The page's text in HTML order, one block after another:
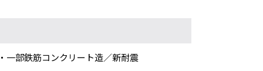
一部鉄筋コンクリート造／新耐震